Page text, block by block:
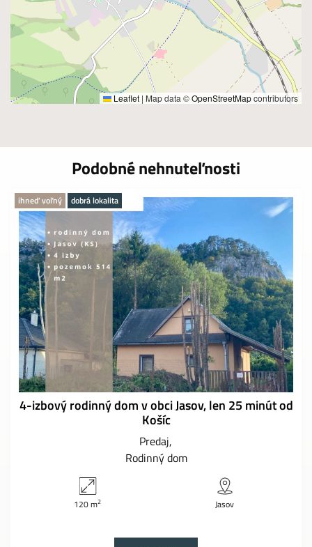
Leaflet | Map data ©OpenStreetMapcontributors
Podobné nehnuteľnosti
ihneď voľný dobrá lokalita
4-izbový rodinný dom v obci Jasov, len 25 minút od
Košíc
Predaj
Rodinný dom
120 m2 Jasov